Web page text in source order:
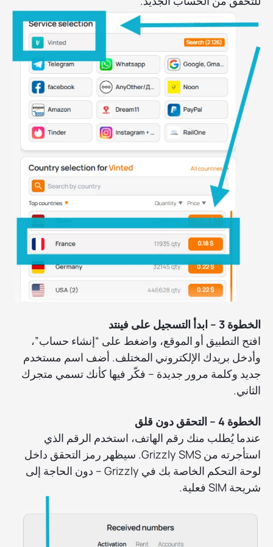
الخطوة 3 – ابدأ التسجيل على فينتد
افتح التطبيق أو الموقع، واضغط على “إنشاء حساب”،
وأدخل بريدك الإلكتروني المختلف. أضف اسم مستخدم
جديد وكلمة مرور جديدة – فكّر فيها كأنك تسمي متجرك
الثاني.
الخطوة 4 – التحقق دون قلق
عندما يُطلب منك رقم الهاتف، استخدم الرقم الذي
استأجرته من Grizzly SMS. سيظهر رمز التحقق داخل
لوحة التحكم الخاصة بك في Grizzly – دون الحاجة إلى
شريحة SIM فعلية.